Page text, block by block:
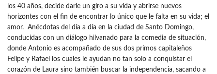
los 40 años, decide darle un giro a su vida y abrirse nuevos
horizontes con el fin de encontrar lo único que le falta en su vida; el
amor. Anécdotas del día a día en la ciudad de Santo Domingo,
conducidas con un diálogo hilvanado para la comedia de situación,
donde Antonio es acompañado de sus dos primos capitaleños
Felipe y Rafael los cuales le ayudan no tan solo a conquistar el
corazón de Laura sino también buscar la independencia, sacando a